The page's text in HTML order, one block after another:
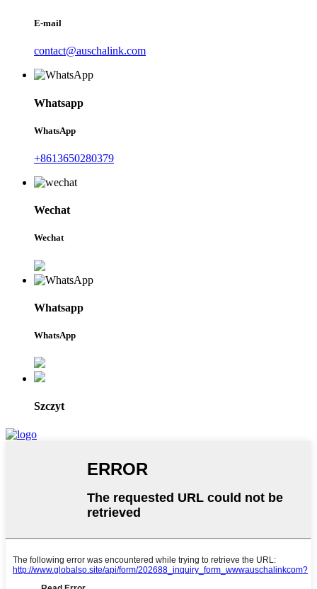
E-mail
contact@auschalink.com
Whatsapp
WhatsApp
+8613650280379
Wechat
Wechat
Whatsapp
WhatsApp
Szczyt